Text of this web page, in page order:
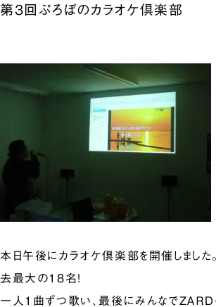
第3回ぷろぼのカラオケ倶楽部
本日午後にカラオケ倶楽部を開催しました
去最大の18名！
一人1曲ずつ歌い、最後にみんなでＺＡＲＤ